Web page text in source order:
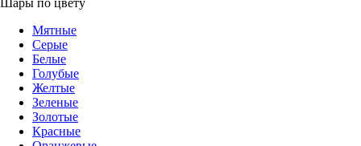
Шары по цвету
Мятные
Серые
Белые
Голубые
Желтые
Зеленые
Золотые
Красные